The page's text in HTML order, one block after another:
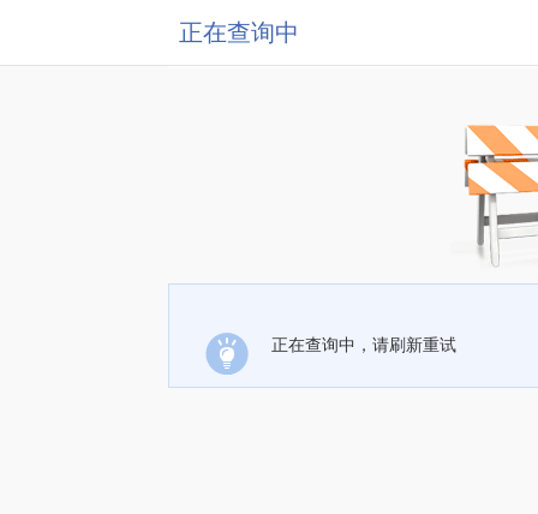
正在查询中
正在查询中，请刷新重试